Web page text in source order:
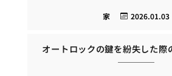
2026.01.03
家
オートロックの鍵を紛失した際